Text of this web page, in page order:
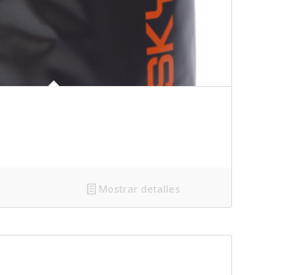
Mostrar detalles